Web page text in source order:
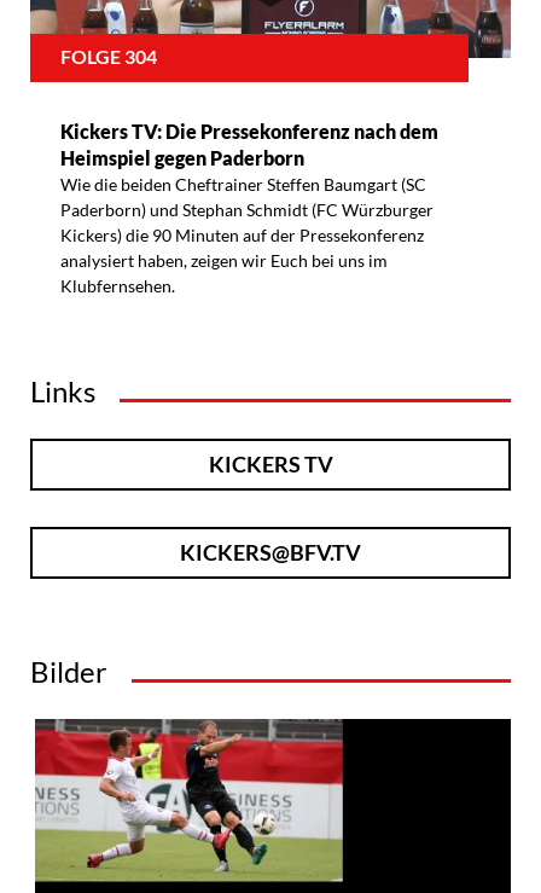
FOLGE 304
Kickers TV: Die Pressekonferenz nach dem
Heimspiel gegen Paderborn
Wie die beiden Cheftrainer Steffen Baumgart (SC
Paderborn) und Stephan Schmidt (FC Würzburger
Kickers) die 90 Minuten auf der Pressekonferenz
analysiert haben, zeigen wir Euch bei uns im
Klubfernsehen.
Links
KICKERS TV
KICKERS@BFV.TV
Bilder